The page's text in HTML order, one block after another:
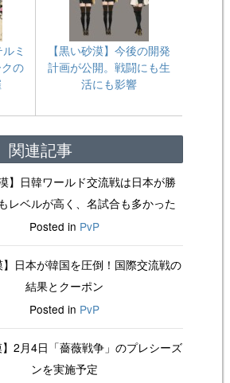
ミ
の
【黒い砂漠】今後の開発
計画が公開。戦闘にも生
活にも影響
関連記事
】日韓ワールド交流戦は日本が勝
レベルが高く、名試合も多かった
Posted in PvP
】日本が韓国を圧倒！国際交流戦の
結果とクーポン
Posted in PvP
】2月4日「薔薇戦争」のプレシーズ
ンを実施予定